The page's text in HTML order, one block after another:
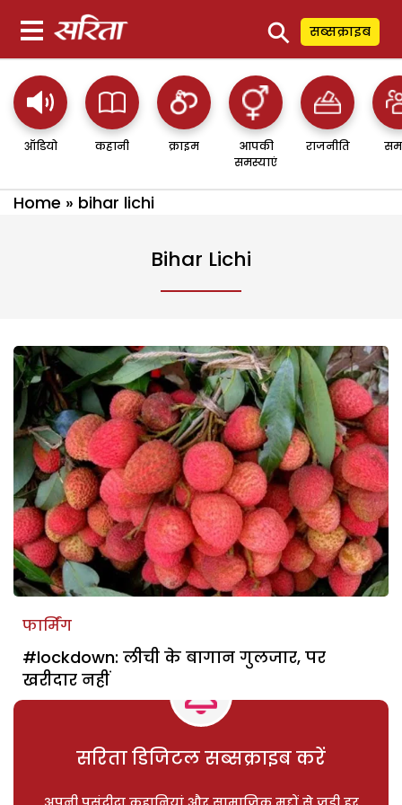
⚲ सब्सक्राइब
ऑडियो कहानी क्राइम
आपकी
समस्याएं
राजनीति
Home » bihar lichi
Bihar Lichi
फार्मिंग
#lockdown: लीची के बागान गुलजार, पर
खरीदार नहीं
सरिता डिजिटल सब्सक्राइब करें